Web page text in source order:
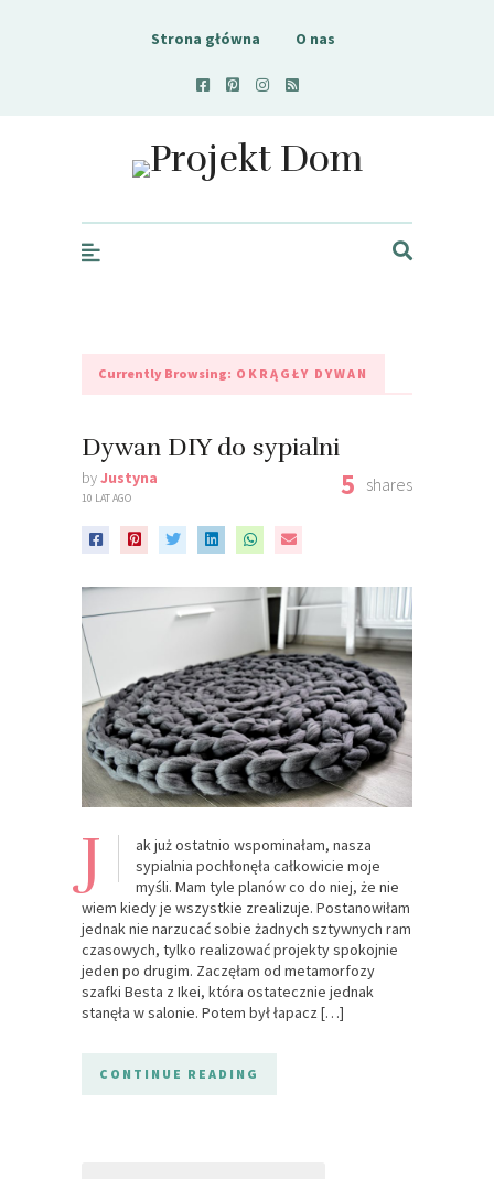
Strona główna O nas
Projekt Dom
Currently Browsing: OKRĄGŁY DYWAN
Dywan DIY do sypialni
byJustyna
10 LAT AGO 5 shares
J
ak już ostatnio wspominałam, nasza
sypialnia pochłonęła całkowicie moje
myśli. Mam tyle planów co do niej, że nie
wiem kiedy je wszystkie zrealizuje. Postanowiłam
jednak nie narzucać sobie żadnych sztywnych ram
czasowych, tylko realizować projekty spokojnie
jeden po drugim. Zaczęłam od metamorfozy
szafki Besta z Ikei, która ostatecznie jednak
stanęła w salonie. Potem był łapacz […]
CONTINUE READING